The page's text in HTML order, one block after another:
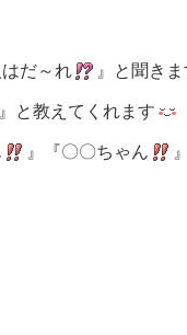
だ～れ 』と聞きま
』と教えてくれます
』『〇〇ちゃん